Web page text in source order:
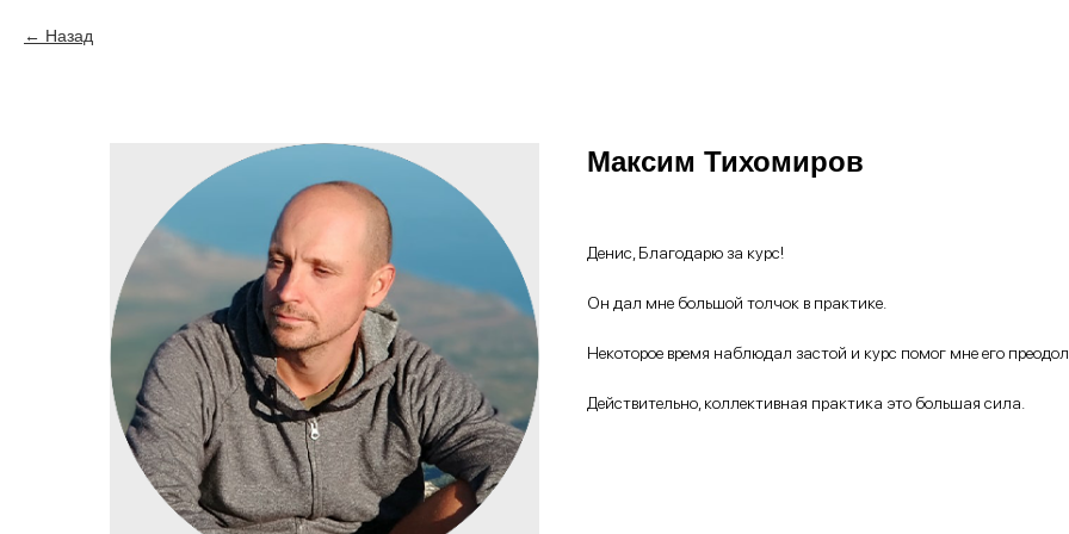
Назад
Максим Тихомиров
Денис, Благодарю за курс!
Он дал мне большой толчок в практике.
Некоторое время наблюдал застой и курс помог мне его
Действительно, коллективная практика это большая сила.